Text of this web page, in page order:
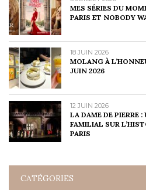
MES SÉRIES DU
PARIS ET NOBODY
18 JUIN 2026
MOLANG À
JUIN 2026
12 JUIN 2026
LA DAME DE PIERRE
FAMILIAL SUR
PARIS
CATÉGORIES